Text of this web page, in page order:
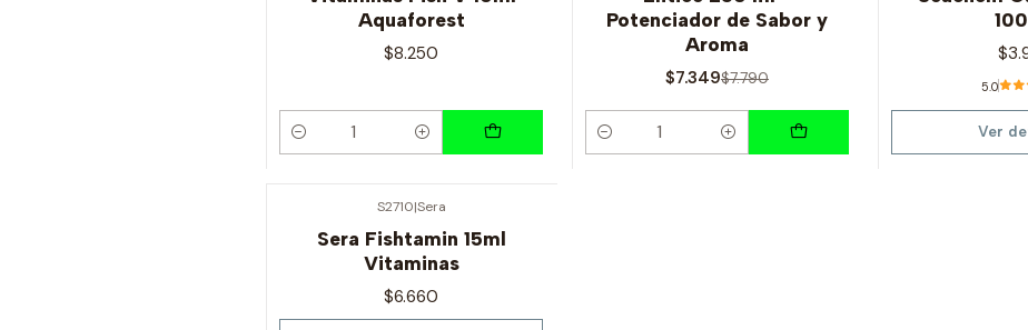
Aquaforest
$8.250
Cantidad
Potenciador de Sabor y
Aroma
$7.349$7.790
Cantidad
5.0
Ver
S2710|Sera
Sera Fishtamin 15ml
Vitaminas
$6.660